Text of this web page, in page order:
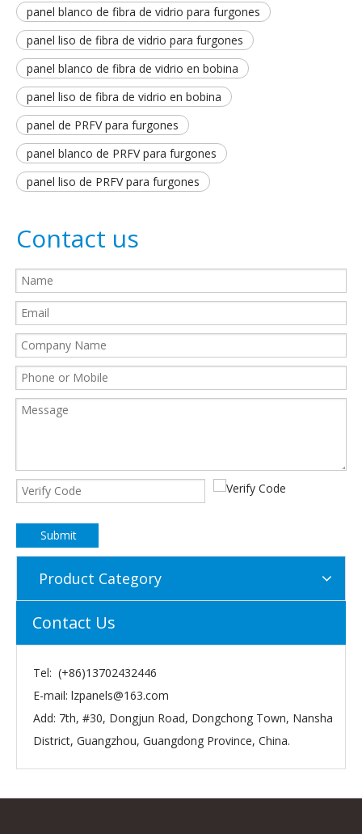
panel blanco de fibra de vidrio para furgones
panel liso de fibra de vidrio para furgones
panel blanco de fibra de vidrio en bobina
panel liso de fibra de vidrio en bobina
panel de PRFV para furgones
panel blanco de PRFV para furgones
panel liso de PRFV para furgones
Contact us
Submit
Product Category
Contact Us
Tel: (+86)13702432446
E-mail: lzpanels@163.com
Add: 7th, #30, Dongjun Road, Dongchong Town, Nansha
District, Guangzhou, Guangdong Province, China.